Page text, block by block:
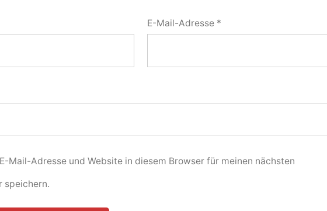
E-Mail-Adresse *
Mail-Adresse und Website in diesem Browser für meinen nächsten
speichern.